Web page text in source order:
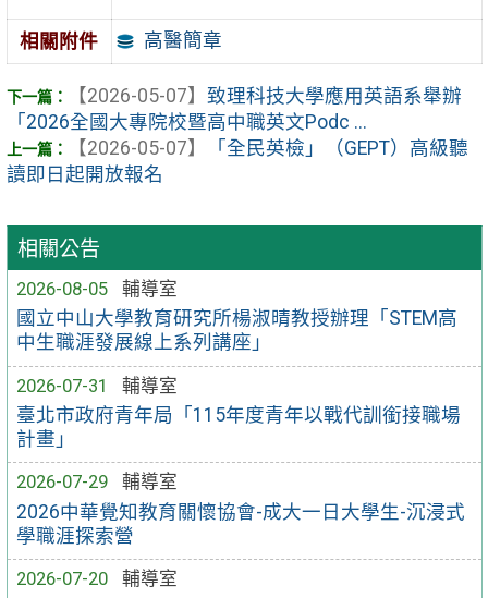
相關公告
2026-08-05
輔導室
國立中山大學教育研究所楊淑晴教授辦理「STEM高
中生職涯發展線上系列講座」
2026-07-31
輔導室
臺北市政府青年局「115年度青年以戰代訓銜接職場
計畫」
2026-07-29
輔導室
2026中華覺知教育關懷協會-成大一日大學生-沉浸式
學職涯探索營
2026-07-20
輔導室
相關附件 高醫簡章
【2026-05-07】 致理科技大學應用英語系舉辦
「2026全國大專院校暨高中職英文Podc ...
【2026-05-07】
「全民英檢」（GEPT）高級聽
讀即日起開放報名